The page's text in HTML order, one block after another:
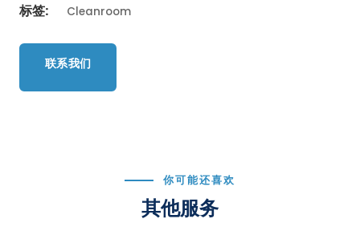
标签: Cleanroom
联系我们
你可能还喜欢
其他服务